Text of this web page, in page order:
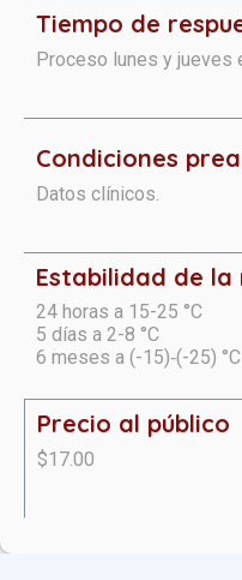
Tiempo de
Proceso lunes y jueves
Condiciones
Datos clínicos.
Estabilidad de la
24 horas a 15-25 °C
5 días a 2-8 °C
6 meses a (-15)‑(-25) °C
Precio al público
$17.00